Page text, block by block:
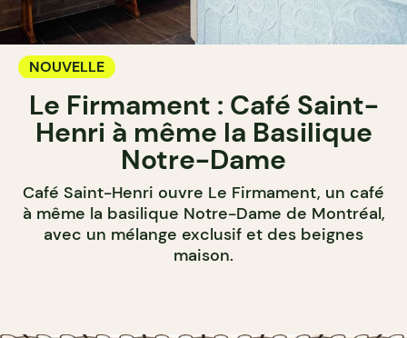
NOUVELLE
Le Firmament : Café Saint-
Henri à même la Basilique
Notre-Dame
Café Saint-Henri ouvre Le Firmament, un café
à même la basilique Notre-Dame de Montréal,
avec un mélange exclusif et des beignes
maison.